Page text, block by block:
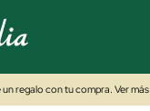
regalo con tu compra. Ver más